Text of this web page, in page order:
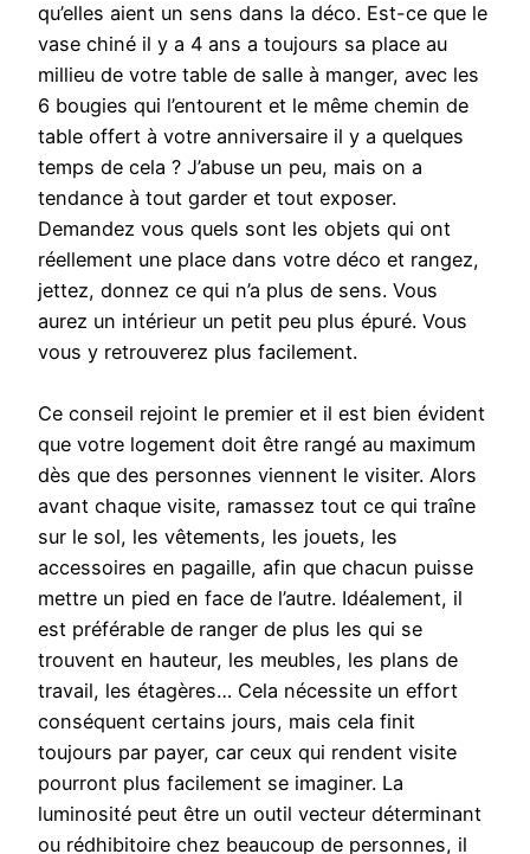
qu’elles aient un sens dans la déco. Est-ce que le
vase chiné il y a 4 ans a toujours sa place au
millieu de votre table de salle à manger, avec les
6 bougies qui l’entourent et le même chemin de
table offert à votre anniversaire il y a quelques
temps de cela ? J’abuse un peu, mais on a
tendance à tout garder et tout exposer.
Demandez vous quels sont les objets qui ont
réellement une place dans votre déco et rangez,
jettez, donnez ce qui n’a plus de sens. Vous
aurez un intérieur un petit peu plus épuré. Vous
vous y retrouverez plus facilement.
Ce conseil rejoint le premier et il est bien évident
que votre logement doit être rangé au maximum
dès que des personnes viennent le visiter. Alors
avant chaque visite, ramassez tout ce qui traîne
sur le sol, les vêtements, les jouets, les
accessoires en pagaille, afin que chacun puisse
mettre un pied en face de l’autre. Idéalement, il
est préférable de ranger de plus les qui se
trouvent en hauteur, les meubles, les plans de
travail, les étagères… Cela nécessite un effort
conséquent certains jours, mais cela finit
toujours par payer, car ceux qui rendent visite
pourront plus facilement se imaginer. La
luminosité peut être un outil vecteur déterminant
ou rédhibitoire chez beaucoup de personnes, il